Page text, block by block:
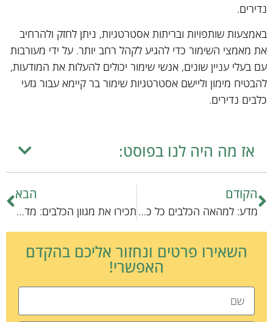
נדירים.
באמצעות שותפויות ובריתות אסטרטגיות, ניתן לחזק ולהרחיב
את מאמצי השימור כדי להגיע לקהל רחב יותר. על ידי מעורבות
עם בעלי עניין שונים, אנשי שימור יכולים להעלות את המודעות,
להבטיח מימון וליישם אסטרטגיות שימור בר קיימא עבור גזעי
כלבים נדירים.
אז מה היה לנו בפוסט:
הקודם
מדע: למהאה הכלבים כל כך אוהבים לישון לידנו?
הבא
תכירו את מגוון הכלבים: מדריך מקצועי
השאירו פרטים ונחזור אליכם בהקדם
האפשרי!